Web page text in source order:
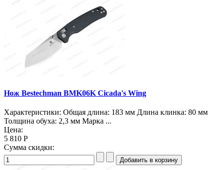
Нож Bestechman BMK06K Cicada's Wing
Характеристики: Общая длина: 183 мм Длина клинка: 80 мм
Толщина обуха: 2,3 мм Марка ...
Цена:
5 810 Р
Сумма скидки: